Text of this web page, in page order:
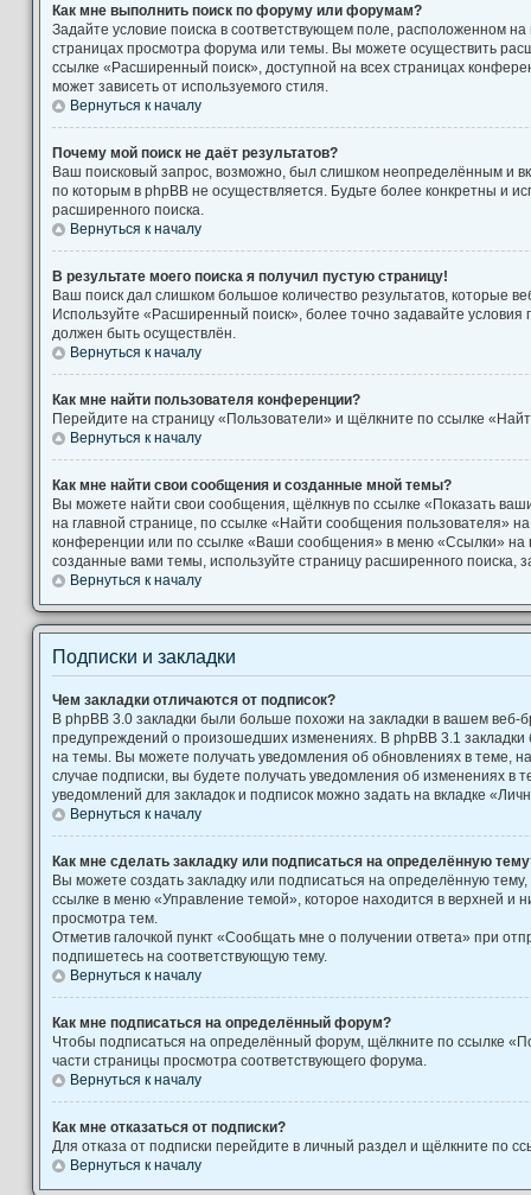
Как мне выполнить поиск по форуму или форумам?
Задайте условие поиска в соответствующем поле, расположенном
страницах просмотра форума или темы. Вы можете осуществить
ссылке «Расширенный поиск», доступной на всех страницах
может зависеть от используемого стиля.
Вернуться к началу
Почему мой поиск не даёт результатов?
Ваш поисковый запрос, возможно, был слишком неопределённым и
по которым в phpBB не осуществляется. Будьте более конкретны и
расширенного поиска.
Вернуться к началу
В результате моего поиска я получил пустую страницу!
Ваш поиск дал слишком большое количество результатов, которые
Используйте «Расширенный поиск», более точно задавайте
должен быть осуществлён.
Вернуться к началу
Как мне найти пользователя конференции?
Перейдите на страницу «Пользователи» и щёлкните по ссылке
Вернуться к началу
Как мне найти свои сообщения и созданные мной темы?
Вы можете найти свои сообщения, щёлкнув по ссылке «Показать
на главной странице, по ссылке «Найти сообщения пользователя»
конференции или по ссылке «Ваши сообщения» в меню «Ссылки» на
созданные вами темы, используйте страницу расширенного поиска,
Вернуться к началу
Подписки и закладки
Чем закладки отличаются от подписок?
В phpBB 3.0 закладки были больше похожи на закладки в вашем веб-
предупреждений о произошедших изменениях. В phpBB 3.1
на темы. Вы можете получать уведомления об обновлениях в теме,
случае подписки, вы будете получать уведомления об изменениях в
уведомлений для закладок и подписок можно задать на вкладке
Вернуться к началу
Как мне сделать закладку или подписаться на определённую
Вы можете создать закладку или подписаться на определённую
ссылке в меню «Управление темой», которое находится в верхней и
просмотра тем.
Отметив галочкой пункт «Сообщать мне о получении ответа» при
подпишетесь на соответствующую тему.
Вернуться к началу
Как мне подписаться на определённый форум?
Чтобы подписаться на определённый форум, щёлкните по ссылке
части страницы просмотра соответствующего форума.
Вернуться к началу
Как мне отказаться от подписки?
Для отказа от подписки перейдите в личный раздел и щёлкните по
Вернуться к началу